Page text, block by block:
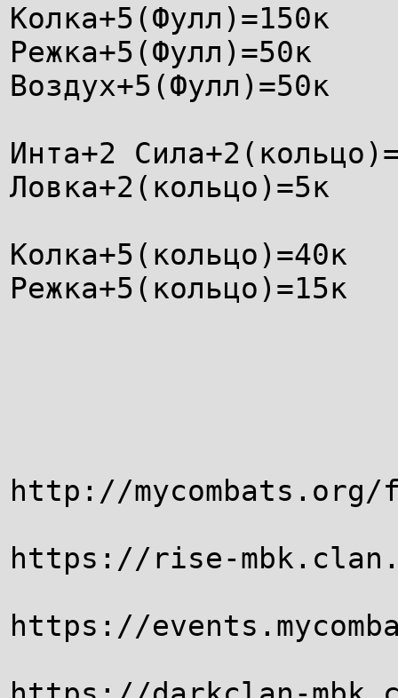
Колка+5(Фулл)=150к
Режка+5(Фулл)=50к
Воздух+5(Фулл)=50к
Инта+2
Ловка+2(кольцо)=5к
Колка+5(кольцо)=40к
Режка+5(кольцо)=15к
http://mycombats.org/
https://rise-
https://